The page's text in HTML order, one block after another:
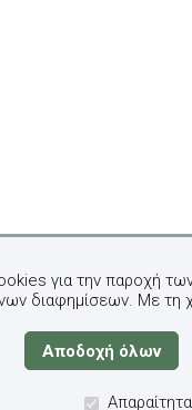
για την παροχή
διαφημίσεων. Με